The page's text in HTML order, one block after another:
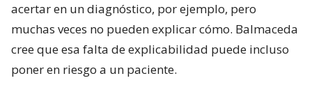
acertar en un diagnóstico, por ejemplo, pero
muchas veces no pueden explicar cómo. Balmaceda
cree que esa falta de explicabilidad puede incluso
poner en riesgo a un paciente.